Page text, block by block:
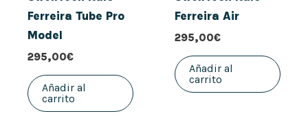
Ferreira Tube Pro
Model
295,00€
Añadir al
carrito
Ferreira Air
295,00€
Añadir al
carrito